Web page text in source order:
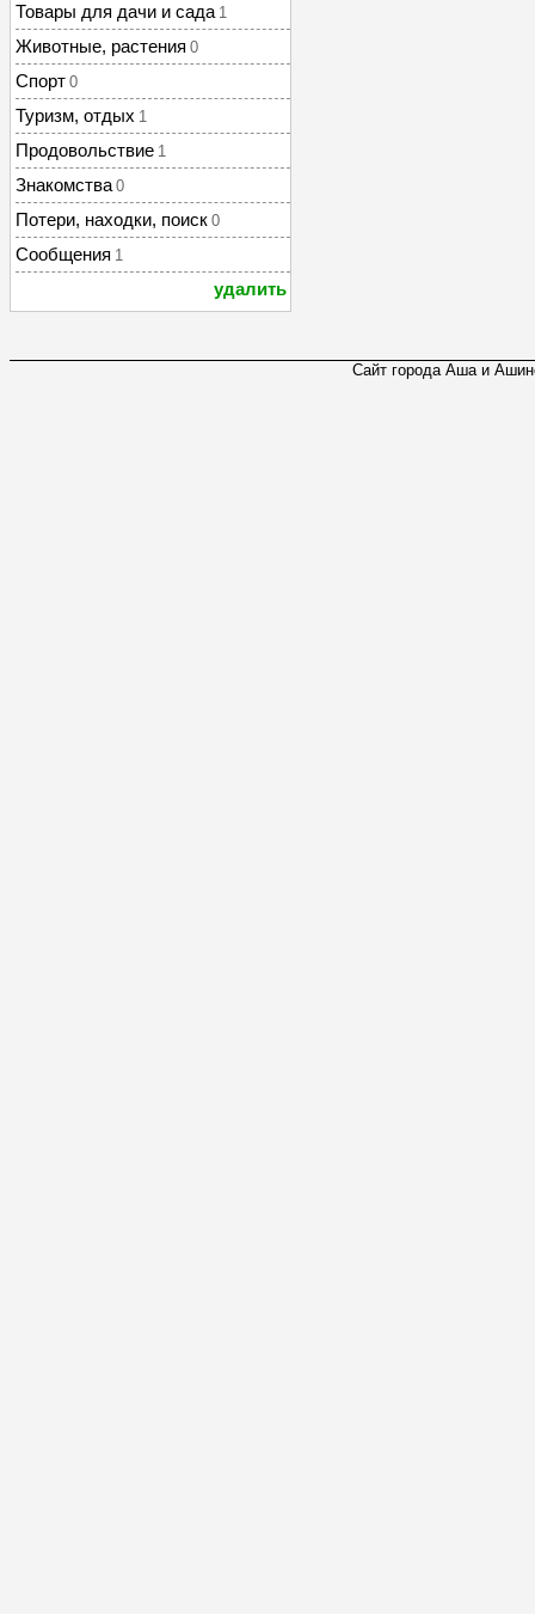
Товары для дачи и сада 1
Животные, растения 0
Спорт 0
Туризм, отдых 1
Продовольствие 1
Знакомства 0
Потери, находки, поиск 0
Сообщения 1
удалить
Сайт города Аша и